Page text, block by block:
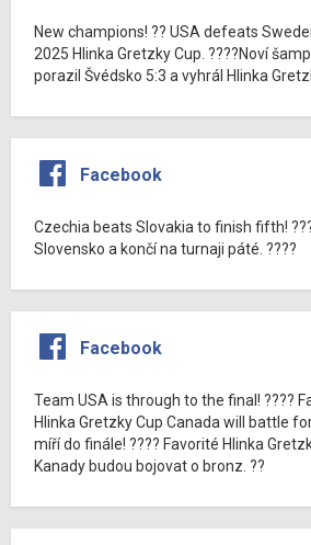
New champions! ?? USA defeats
2025 Hlinka Gretzky Cup. ????Noví
porazil Švédsko 5:3 a vyhrál Hlinka
Facebook
Czechia beats Slovakia to finish fifth!
Slovensko a končí na turnaji páté. ????
Facebook
Team USA is through to the final! ????
Hlinka Gretzky Cup Canada will battle
míří do finále! ???? Favorité Hlinka
Kanady budou bojovat o bronz. ??